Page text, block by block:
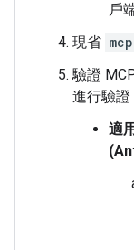
戶
現省
驗證
進行驗證
適